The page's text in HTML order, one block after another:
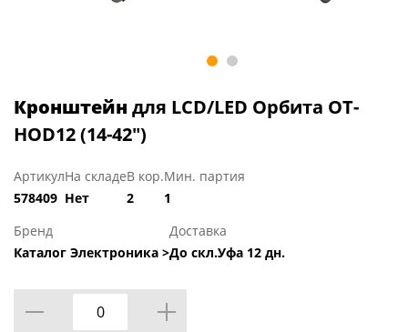
Кронштейн для LCD/LED Орбита OT-
HOD12 (14-42")
Артикул
578409
На складе
Нет
В кор.
2
Мин. партия
1
Бренд
Каталог Электроника >
Доставка
До скл.Уфа 12 дн.